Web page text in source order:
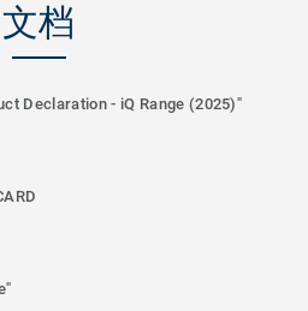
文档
Declaration - iQ Range (2025)"